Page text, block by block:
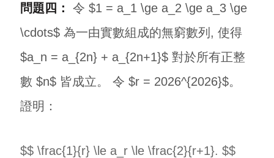
問題四： 令 $1 = a_1 \ge a_2 \ge a_3 \ge
\cdots$ 為一由實數組成的無窮數列, 使得
$a_n = a_{2n} + a_{2n+1}$ 對於所有正整
數 $n$ 皆成立。 令 $r = 2026^{2026}$。
證明：
$$ \frac{1}{r} \le a_r \le \frac{2}{r+1}. $$